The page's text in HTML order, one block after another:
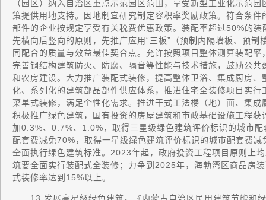
（园区）纳入自治区重点示范园区范围，享受新型工业化示范
策提供用地支持。因地制宜研究制定容积率奖励政策。符合条
部件的企业按规定享受有关税费优惠政策。装配率超过50%的
先横向后竖向的原则，先推广应用“三板”（预制内隔墙板、预
同配合的质量与效益最佳契合点。允许按照项目整体测算装配
完善钢结构建筑防火、防腐、隔音等性能与技术措施，鼓励公
和农房建设。大力推广装配式装修，提高整体卫浴、集成厨房
化、系列化的建筑部品部件供应体系，推进住宅全装修项目实
菜单式装修，满足个性化需求。推进干式工法楼（地）面、集
积极推广绿色建筑，国有投资的房屋建筑和市政基础设施工程
加0.3%、0.7%、1.0%，取得三星级绿色建筑评价标识的城市
配套费减免70%，取得一星级绿色建筑评价标识的城市配套费
全面执行绿色建筑标准。2023年起，政府投资工程项目原则上
筑要全面实行装配式全装修；力争到2025年，海勃湾区商品房
式装修率达到15%以上。